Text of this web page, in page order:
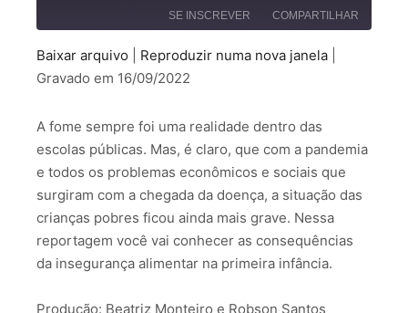
SE INSCREVER COMPARTILHAR
FEED RSS
COMPARTILHAR
INCORPORAR
Baixar arquivo Reproduzir numa nova janela
Gravado em 16/09/2022
A fome sempre foi uma realidade dentro das
escolas públicas. Mas, é claro, que com a pandemia
e todos os problemas econômicos e sociais que
surgiram com a chegada da doença, a situação das
crianças pobres ficou ainda mais grave. Nessa
reportagem você vai conhecer as consequências
da insegurança alimentar na primeira infância.
Produção: Beatriz Monteiro e Robson Santos